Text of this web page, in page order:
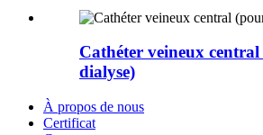
Cathéter veineux
dialyse)
À propos de nous
Certificat